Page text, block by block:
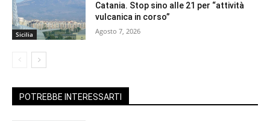
Sicilia
Catania. Stop sino alle 21 per “attività
vulcanica in corso”
Agosto 7, 2026
POTREBBE INTERESSARTI